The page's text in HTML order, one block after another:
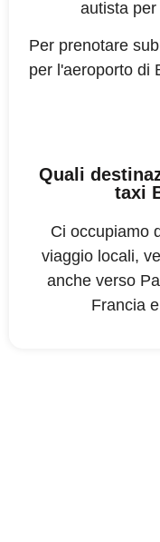
autista
Per prenotare
per l'aeroporto di
Quali
taxi
Ci occupiamo
viaggio locali,
anche verso
Francia